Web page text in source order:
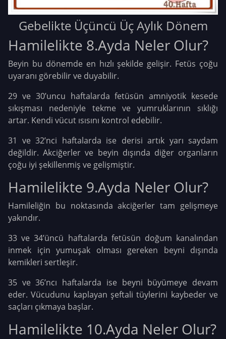
Gebelikte Üçüncü Üç Aylık Dönem
Hamilelikte 8.Ayda Neler Olur?
Beyin bu dönemde en hızlı şekilde gelişir. Fetüs çoğu
uyaranı görebilir ve duyabilir.
29 ve 30’uncu haftalarda fetüsün amniyotik kesede
sıkışması nedeniyle tekme ve yumruklarının sıklığı
artar. Kendi vücut ısısını kontrol edebilir.
31 ve 32’nci haftalarda ise derisi artık yarı saydam
değildir. Akciğerler ve beyin dışında diğer organların
çoğu iyi şekillenmiş ve gelişmiştir.
Hamilelikte 9.Ayda Neler Olur?
Hamileliğin bu noktasında akciğerler tam gelişmeye
yakındır.
33 ve 34’üncü haftalarda fetüsün doğum kanalından
inmek için yumuşak olması gereken beyni dışında
kemikleri sertleşir.
35 ve 36’ncı haftalarda ise beyni büyümeye devam
eder. Vücudunu kaplayan şeftali tüylerini kaybeder ve
saçları çıkmaya başlar.
Hamilelikte 10.Ayda Neler Olur?